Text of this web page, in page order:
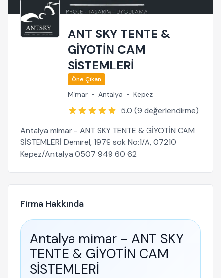
ANT SKY TENTE &
GİYOTİN CAM
SİSTEMLERİ
Öne Çıkan
Mimar • Antalya • Kepez
5.0 (9 değerlendirme)
Antalya mimar - ANT SKY TENTE & GİYOTİN CAM
SİSTEMLERİ Demirel, 1979 sok No:1/A, 07210
Kepez/Antalya 0507 949 60 62
Firma Hakkında
Antalya mimar - ANT SKY
TENTE & GİYOTİN CAM
SİSTEMLERİ